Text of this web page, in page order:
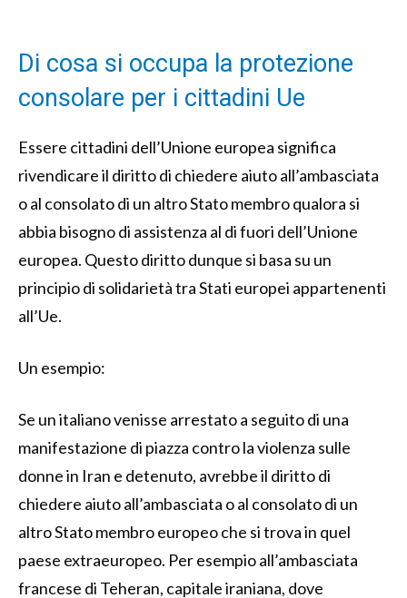
Di cosa si occupa la protezione
consolare per i cittadini Ue
Essere cittadini dell’Unione europea significa
rivendicare il diritto di chiedere aiuto all’ambasciata
o al consolato di un altro Stato membro qualora si
abbia bisogno di assistenza al di fuori dell’Unione
europea. Questo diritto dunque si basa su un
principio di solidarietà tra Stati europei appartenenti
all’Ue.
Un esempio:
Se un italiano venisse arrestato a seguito di una
manifestazione di piazza contro la violenza sulle
donne in Iran e detenuto, avrebbe il diritto di
chiedere aiuto all’ambasciata o al consolato di un
altro Stato membro europeo che si trova in quel
paese extraeuropeo. Per esempio all’ambasciata
francese di Teheran, capitale iraniana, dove